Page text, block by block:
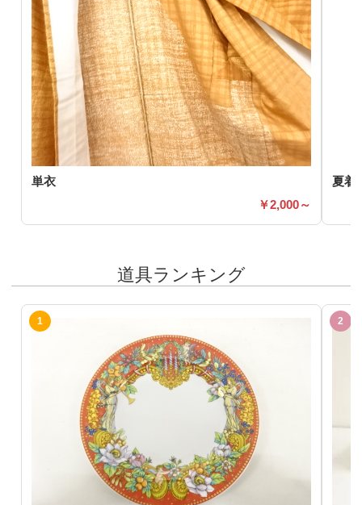
単衣
2,000～
夏着
道具ランキング